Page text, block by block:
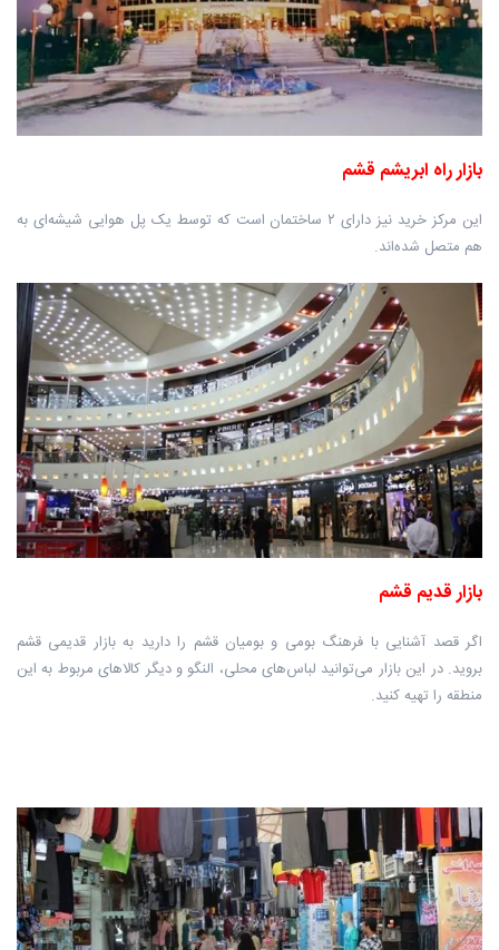
بازار راه ابریشم قشم
این مرکز خرید نیز دارای ۲ ساختمان است که توسط یک پل هوایی شیشه‌ای به
هم متصل شده‌اند.
بازار قدیم قشم
اگر قصد آشنایی با فرهنگ بومی و بومیان قشم را دارید به بازار قدیمی قشم
بروید. در این بازار می‌توانید لباس‌های محلی، النگو و دیگر کالاهای مربوط به این
منطقه را تهیه کنید.